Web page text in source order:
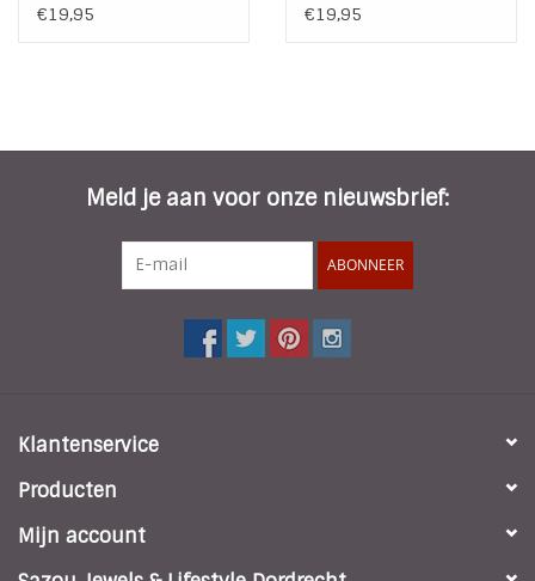
€19,95
€19,95
Meld je aan voor onze nieuwsbrief:
ABONNEER
Klantenservice
Producten
Mijn account